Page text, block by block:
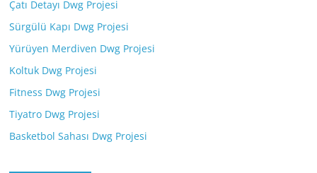
Çatı Detayı Dwg Projesi
Sürgülü Kapı Dwg Projesi
Yürüyen Merdiven Dwg Projesi
Koltuk Dwg Projesi
Fitness Dwg Projesi
Tiyatro Dwg Projesi
Basketbol Sahası Dwg Projesi